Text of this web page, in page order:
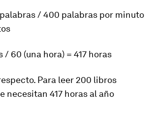
/ 400 palabras por minuto
/ 60 (una hora) = 417 horas
Para leer 200 libros
necesitan 417 horas al año